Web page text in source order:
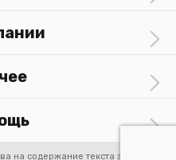
на содержание текста защищены.